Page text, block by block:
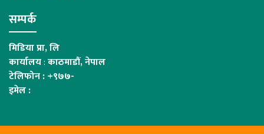
सम्पर्क
मिडिया प्रा, लि
कार्यालय:काठमाडौं, नेपाल
टेलिफोन : +९७७-
इमेल :